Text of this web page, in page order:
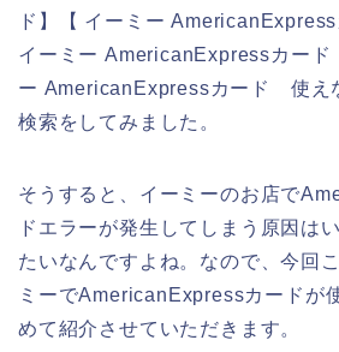
ド】【 イーミー
イーミー AmericanExpressカー
ー AmericanExpressカード 使え
検索をしてみました。
そうすると、イーミーのお店で
ドエラーが発生してしまう原因は
たいなんですよね。なので、今回
ミーでAmericanExpressカードが
めて紹介させていただきます。